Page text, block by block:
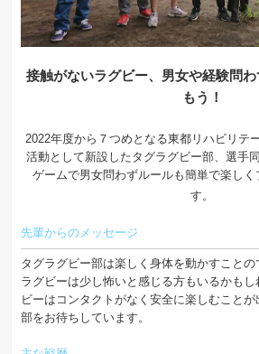
接触がないラグビー、男女や経験問
もう！
2022年度から７つめとなる東都リハビリテ
活動として新設したタグラグビー部、選手
ゲームで男女問わずルールも簡単で楽し
す。
先輩からのメッセージ
タグラグビー部は楽しく身体を動かすことの
ラグビーは少し怖いと感じる方もいるかも
ビーはコンタクトがなく安全に楽しむことが
部をお待ちしています。